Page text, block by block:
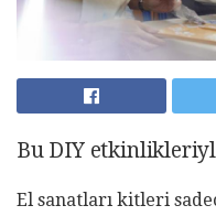
Bu DIY
El sanatları kitleri